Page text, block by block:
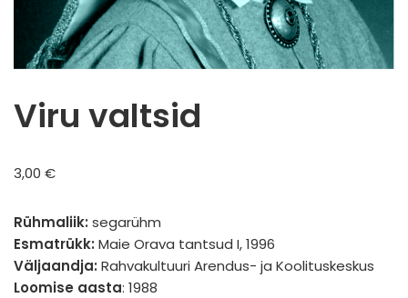
Viru valtsid
3,00 €
Rühmaliik: segarühm
Esmatrükk: Maie Orava tantsud I, 1996
Väljaandja: Rahvakultuuri Arendus- ja Koolituskeskus
Loomise aasta: 1988